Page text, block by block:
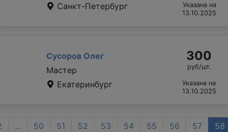
Санкт-Петербург
Указана на
13.10.2025
Сусоров Олег
Мастер
Екатеринбург
300
руб/шт.
Указана на
13.10.2025
... 50 51 52 53 54 55 56 57 58